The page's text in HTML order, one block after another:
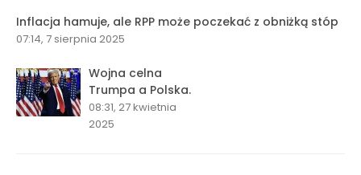
Inflacja hamuje, ale RPP może poczekać z obniżką stóp
07:14, 7 sierpnia 2025
Wojna celna
Trumpa a Polska.
08:31, 27 kwietnia
2025